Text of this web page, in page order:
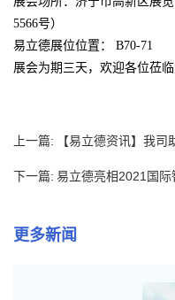
5566号）
易立德展位位置： B70-71
展会为期三天，欢迎各位莅临
上一篇: 【易立德资讯】我司
下一篇: 易立德亮相2021国际
更多新闻